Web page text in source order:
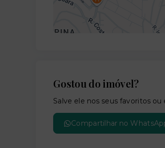
Gostou do imóvel?
Salve ele nos seus favoritos
Compartilhar no